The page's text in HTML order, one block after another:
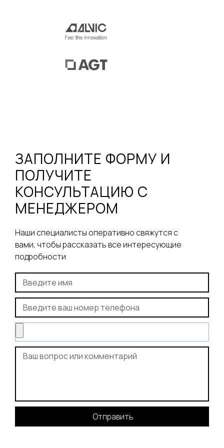
ЗАПОЛНИТЕ ФОРМУ И
ПОЛУЧИТЕ
КОНСУЛЬТАЦИЮ С
МЕНЕДЖЕРОМ
Наши специалисты оперативно свяжутся с
вами, чтобы рассказать все интересующие
подробности
Отправить